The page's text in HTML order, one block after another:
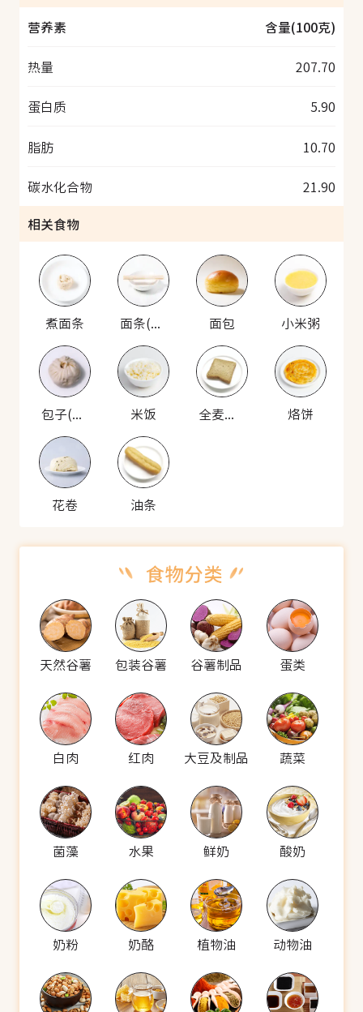
营养素
含量(100克)
热量 207.70
蛋白质 5.90
脂肪 10.70
碳水化合物
21.90
相关食物
煮面条 面条(生) 面包 小米粥
包子(猪肉馅) 米饭 全麦面包 烙饼
花卷 油条
天然谷薯 包装谷薯 谷薯制品 蛋类
白肉 红肉 大豆及制品 蔬菜
菌藻 水果 鲜奶 酸奶
奶粉 奶酪 植物油 动物油